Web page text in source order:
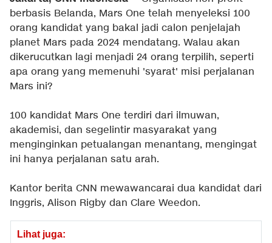
berbasis Belanda, Mars One telah menyeleksi 100
orang kandidat yang bakal jadi calon penjelajah
planet Mars pada 2024 mendatang. Walau akan
dikerucutkan lagi menjadi 24 orang terpilih, seperti
apa orang yang memenuhi 'syarat' misi perjalanan
Mars ini?
100 kandidat Mars One terdiri dari ilmuwan,
akademisi, dan segelintir masyarakat yang
menginginkan petualangan menantang, mengingat
ini hanya perjalanan satu arah.
Kantor berita CNN mewawancarai dua kandidat dari
Inggris, Alison Rigby dan Clare Weedon.
Lihat juga: